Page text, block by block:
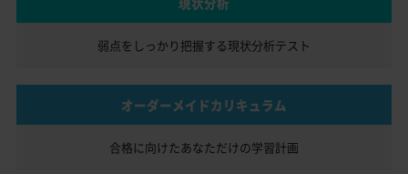
弱点をしっかり把握する現状分析テスト
オーダーメイドカリキュラム
合格に向けたあなただけの学習計画